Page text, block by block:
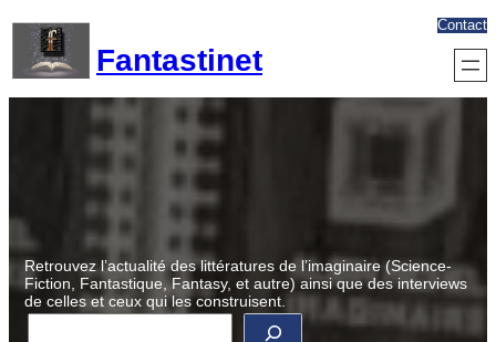
contenu
Fantastinet
Contact
Retrouvez l’actualité des littératures de l’imaginaire (Science-
Fiction, Fantastique, Fantasy, et autre) ainsi que des interviews
de celles et ceux qui les construisent.
R